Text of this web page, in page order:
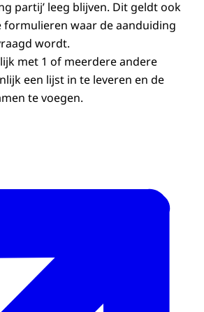
partij’ leeg blijven. Dit geldt ook
formulieren waar de aanduiding
wordt.
met 1 of meerdere andere
een lijst in te leveren en de
te voegen.